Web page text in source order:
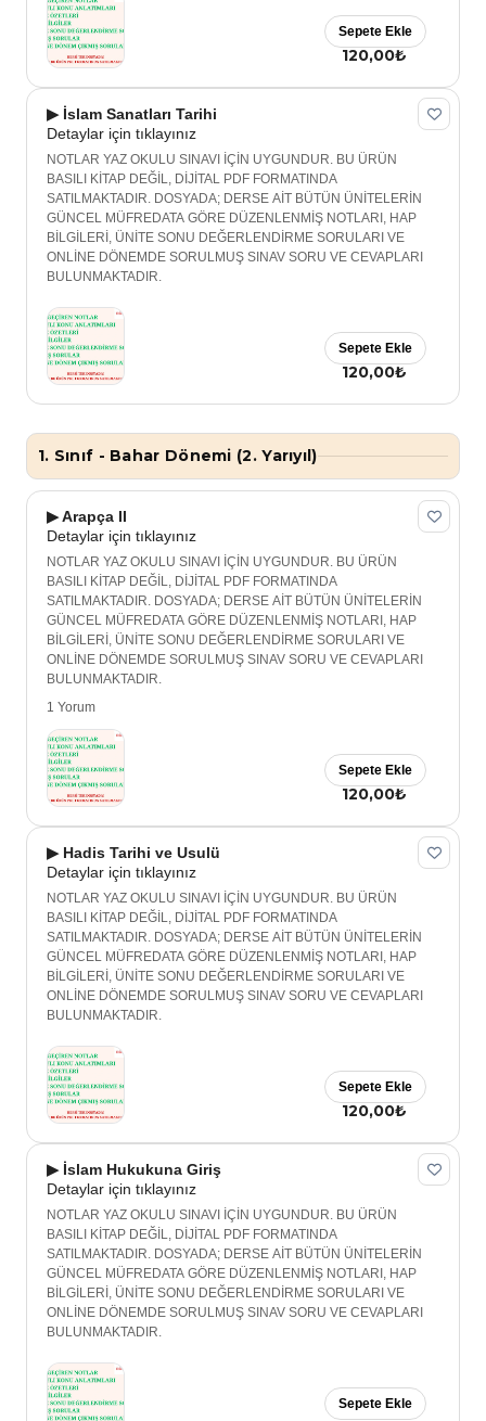
120,00₺
Sepete Ekle
▶ İslam Sanatları Tarihi
Detaylar için tıklayınız
NOTLAR YAZ OKULU SINAVI İÇİN UYGUNDUR. BU ÜRÜN
BASILI KİTAP DEĞİL, DİJİTAL PDF FORMATINDA
SATILMAKTADIR. DOSYADA; DERSE AİT BÜTÜN ÜNİTELERİN
GÜNCEL MÜFREDATA GÖRE DÜZENLENMİŞ NOTLARI, HAP
BİLGİLERİ, ÜNİTE SONU DEĞERLENDİRME SORULARI VE
ONLİNE DÖNEMDE SORULMUŞ SINAV SORU VE CEVAPLARI
BULUNMAKTADIR.
120,00₺
Sepete Ekle
1. Sınıf - Bahar Dönemi (2. Yarıyıl)
▶ Arapça II
Detaylar için tıklayınız
NOTLAR YAZ OKULU SINAVI İÇİN UYGUNDUR. BU ÜRÜN
BASILI KİTAP DEĞİL, DİJİTAL PDF FORMATINDA
SATILMAKTADIR. DOSYADA; DERSE AİT BÜTÜN ÜNİTELERİN
GÜNCEL MÜFREDATA GÖRE DÜZENLENMİŞ NOTLARI, HAP
BİLGİLERİ, ÜNİTE SONU DEĞERLENDİRME SORULARI VE
ONLİNE DÖNEMDE SORULMUŞ SINAV SORU VE CEVAPLARI
BULUNMAKTADIR.
1 Yorum
120,00₺
Sepete Ekle
▶ Hadis Tarihi ve Usulü
Detaylar için tıklayınız
NOTLAR YAZ OKULU SINAVI İÇİN UYGUNDUR. BU ÜRÜN
BASILI KİTAP DEĞİL, DİJİTAL PDF FORMATINDA
SATILMAKTADIR. DOSYADA; DERSE AİT BÜTÜN ÜNİTELERİN
GÜNCEL MÜFREDATA GÖRE DÜZENLENMİŞ NOTLARI, HAP
BİLGİLERİ, ÜNİTE SONU DEĞERLENDİRME SORULARI VE
ONLİNE DÖNEMDE SORULMUŞ SINAV SORU VE CEVAPLARI
BULUNMAKTADIR.
120,00₺
Sepete Ekle
▶ İslam Hukukuna Giriş
Detaylar için tıklayınız
NOTLAR YAZ OKULU SINAVI İÇİN UYGUNDUR. BU ÜRÜN
BASILI KİTAP DEĞİL, DİJİTAL PDF FORMATINDA
SATILMAKTADIR. DOSYADA; DERSE AİT BÜTÜN ÜNİTELERİN
GÜNCEL MÜFREDATA GÖRE DÜZENLENMİŞ NOTLARI, HAP
BİLGİLERİ, ÜNİTE SONU DEĞERLENDİRME SORULARI VE
ONLİNE DÖNEMDE SORULMUŞ SINAV SORU VE CEVAPLARI
BULUNMAKTADIR.
Sepete Ekle